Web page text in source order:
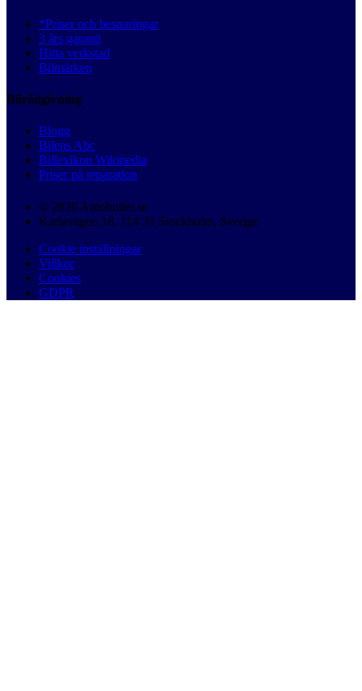
*Priser och besparingar
3 års garanti
Hitta verkstad
Bilmärken
Bilrådgivning
Blogg
Bilens Abc
Billexikon Wikipedia
Priser på reparation
© 2026 Autobutler.se
Karlavägen 18, 114 31 Stockholm, Sverige
Cookie inställningar
Villkor
Cookies
GDPR